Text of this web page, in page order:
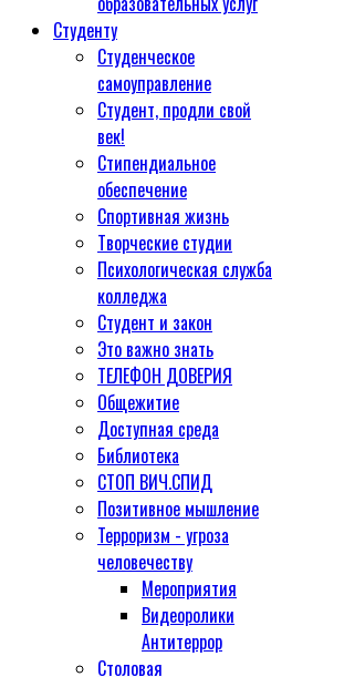
Студенту
Студенческое
самоуправление
Студент, продли свой
век!
Стипендиальное
обеспечение
Спортивная жизнь
Творческие студии
Психологическая служба
колледжа
Студент и закон
Это важно знать
ТЕЛЕФОН ДОВЕРИЯ
Общежитие
Доступная среда
Библиотека
СТОП ВИЧ.СПИД
Позитивное мышление
Терроризм - угроза
человечеству
Мероприятия
Видеоролики
Антитеррор
Столовая